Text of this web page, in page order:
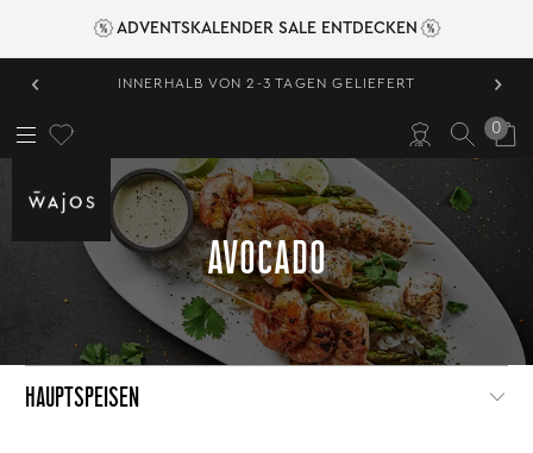
ADVENTSKALENDER SALE ENTDECKEN
‹ INNERHALB VON 2-3 TAGEN GELIEFERT ›
0
AVOCADO
HAUPTSPEISEN